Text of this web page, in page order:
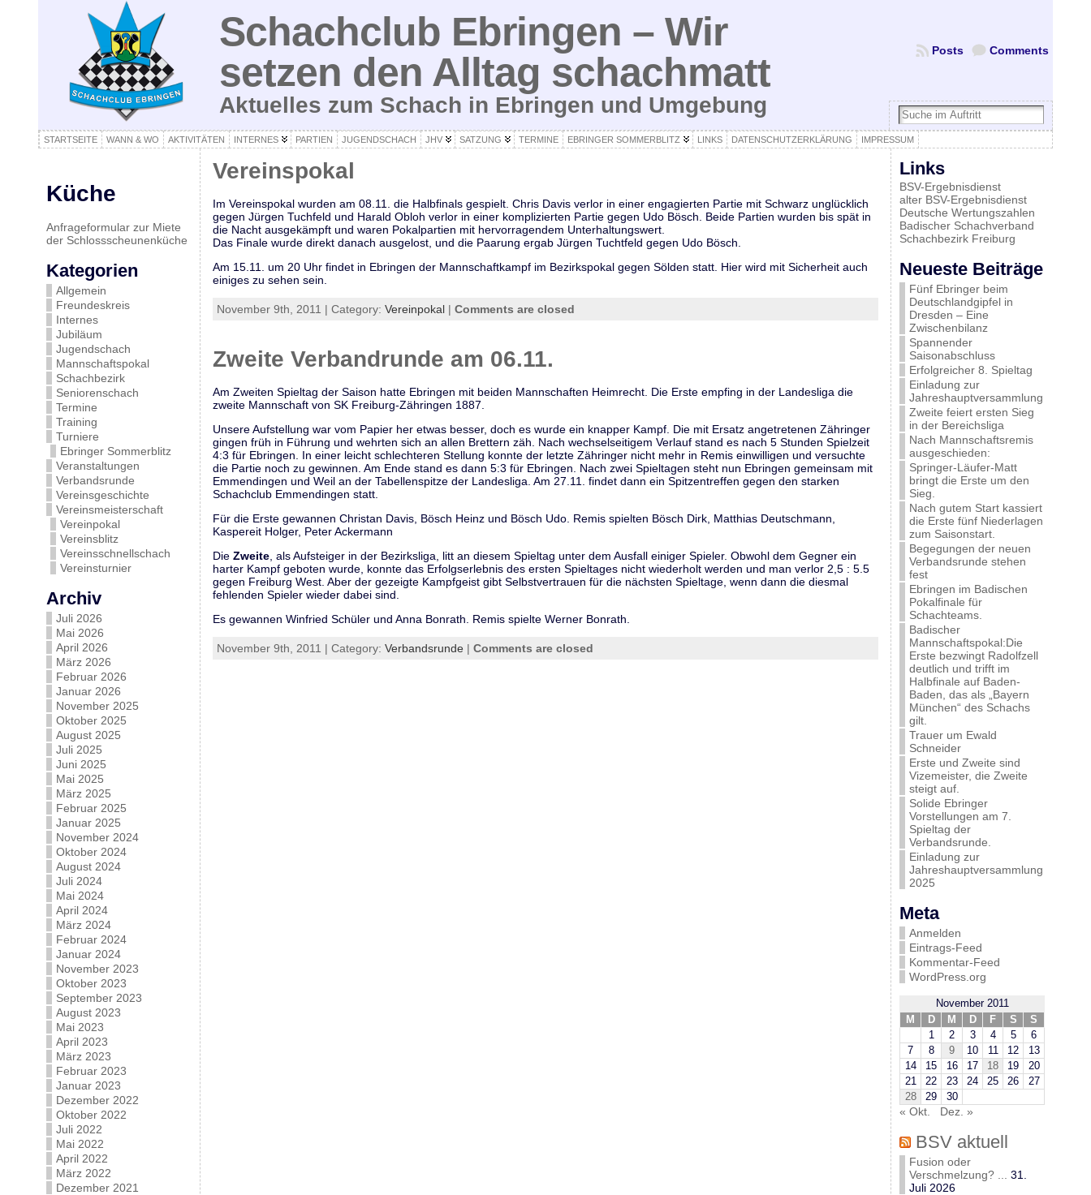
Schachclub Ebringen – Wir
setzen den Alltag schachmatt
Aktuelles zum Schach in Ebringen und Umgebung
Comments
Posts
STARTSEITE WANN & WO AKTIVITÄTEN INTERNES PARTIEN JUGENDSCHACH JHV SATZUNG TERMINE EBRINGER SOMMERBLITZ LINKS DATENSCHUTZERKLÄRUNG IMPRESSUM
Küche
Anfrageformular zur Miete
der Schlossscheunenküche
Kategorien
Allgemein
Freundeskreis
Internes
Jubiläum
Jugendschach
Mannschaftspokal
Schachbezirk
Seniorenschach
Termine
Training
Turniere
Ebringer Sommerblitz
Veranstaltungen
Verbandsrunde
Vereinsgeschichte
Vereinsmeisterschaft
Vereinpokal
Vereinsblitz
Vereinsschnellschach
Vereinsturnier
Archiv
Juli 2026
Mai 2026
April 2026
März 2026
Februar 2026
Januar 2026
November 2025
Oktober 2025
August 2025
Juli 2025
Juni 2025
Mai 2025
März 2025
Februar 2025
Januar 2025
November 2024
Oktober 2024
August 2024
Juli 2024
Mai 2024
April 2024
März 2024
Februar 2024
Januar 2024
November 2023
Oktober 2023
September 2023
August 2023
Mai 2023
April 2023
März 2023
Februar 2023
Januar 2023
Dezember 2022
Oktober 2022
Juli 2022
Mai 2022
April 2022
März 2022
Dezember 2021
Vereinspokal
Im Vereinspokal wurden am 08.11. die Halbfinals gespielt. Chris Davis verlor in einer engagierten Partie mit Schwarz unglücklich
gegen Jürgen Tuchfeld und Harald Obloh verlor in einer komplizierten Partie gegen Udo Bösch. Beide Partien wurden bis spät in
die Nacht ausgekämpft und waren Pokalpartien mit hervorragendem Unterhaltungswert.
Das Finale wurde direkt danach ausgelost, und die Paarung ergab Jürgen Tuchtfeld gegen Udo Bösch.
Am 15.11. um 20 Uhr findet in Ebringen der Mannschaftkampf im Bezirkspokal gegen Sölden statt. Hier wird mit Sicherheit auch
einiges zu sehen sein.
November 9th, 2011 | Category: Vereinpokal | Comments are closed
Zweite Verbandrunde am 06.11.
Am Zweiten Spieltag der Saison hatte Ebringen mit beiden Mannschaften Heimrecht. Die Erste empfing in der Landesliga die
zweite Mannschaft von SK Freiburg-Zähringen 1887.
Unsere Aufstellung war vom Papier her etwas besser, doch es wurde ein knapper Kampf. Die mit Ersatz angetretenen Zähringer
gingen früh in Führung und wehrten sich an allen Brettern zäh. Nach wechselseitigem Verlauf stand es nach 5 Stunden Spielzeit
4:3 für Ebringen. In einer leicht schlechteren Stellung konnte der letzte Zähringer nicht mehr in Remis einwilligen und versuchte
die Partie noch zu gewinnen. Am Ende stand es dann 5:3 für Ebringen. Nach zwei Spieltagen steht nun Ebringen gemeinsam mit
Emmendingen und Weil an der Tabellenspitze der Landesliga. Am 27.11. findet dann ein Spitzentreffen gegen den starken
Schachclub Emmendingen statt.
Für die Erste gewannen Christan Davis, Bösch Heinz und Bösch Udo. Remis spielten Bösch Dirk, Matthias Deutschmann,
Kaspereit Holger, Peter Ackermann
Die Zweite , als Aufsteiger in der Bezirksliga, litt an diesem Spieltag unter dem Ausfall einiger Spieler. Obwohl dem Gegner ein
harter Kampf geboten wurde, konnte das Erfolgserlebnis des ersten Spieltages nicht wiederholt werden und man verlor 2,5 : 5.5
gegen Freiburg West. Aber der gezeigte Kampfgeist gibt Selbstvertrauen für die nächsten Spieltage, wenn dann die diesmal
fehlenden Spieler wieder dabei sind.
Es gewannen Winfried Schüler und Anna Bonrath. Remis spielte Werner Bonrath.
November 9th, 2011 | Category: Verbandsrunde | Comments are closed
Links
BSV-Ergebnisdienst
alter BSV-Ergebnisdienst
Deutsche Wertungszahlen
Badischer Schachverband
Schachbezirk Freiburg
Neueste Beiträge
Fünf Ebringer beim
Deutschlandgipfel in
Dresden – Eine
Zwischenbilanz
Spannender
Saisonabschluss
Erfolgreicher 8. Spieltag
Einladung zur
Jahreshauptversammlung
Zweite feiert ersten Sieg
in der Bereichsliga
Nach Mannschaftsremis
ausgeschieden:
Springer-Läufer-Matt
bringt die Erste um den
Sieg.
Nach gutem Start kassiert
die Erste fünf Niederlagen
zum Saisonstart.
Begegungen der neuen
Verbandsrunde stehen
fest
Ebringen im Badischen
Pokalfinale für
Schachteams.
Badischer
Mannschaftspokal:Die
Erste bezwingt Radolfzell
deutlich und trifft im
Halbfinale auf Baden-
Baden, das als „Bayern
München“ des Schachs
gilt.
Trauer um Ewald
Schneider
Erste und Zweite sind
Vizemeister, die Zweite
steigt auf.
Solide Ebringer
Vorstellungen am 7.
Spieltag der
Verbandsrunde.
Einladung zur
Jahreshauptversammlung
2025
Meta
Anmelden
Eintrags-Feed
Kommentar-Feed
WordPress.org
November 2011
M
D M D F S
S
1
2 3 4 5
6
7
8 9 10 11 12
13
14
15 16 17 18 19
20
21
22 23 24 25 26
27
28
29 30
« Okt. Dez. »
BSV aktuell
Fusion oder
Verschmelzung? ...
31.
Juli 2026